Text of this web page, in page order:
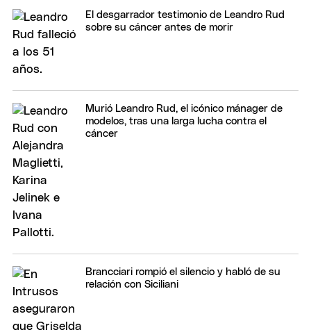
El desgarrador testimonio de Leandro Rud
sobre su cáncer antes de morir
Murió Leandro Rud, el icónico mánager de
modelos, tras una larga lucha contra el
cáncer
Brancciari rompió el silencio y habló de su
relación con Siciliani